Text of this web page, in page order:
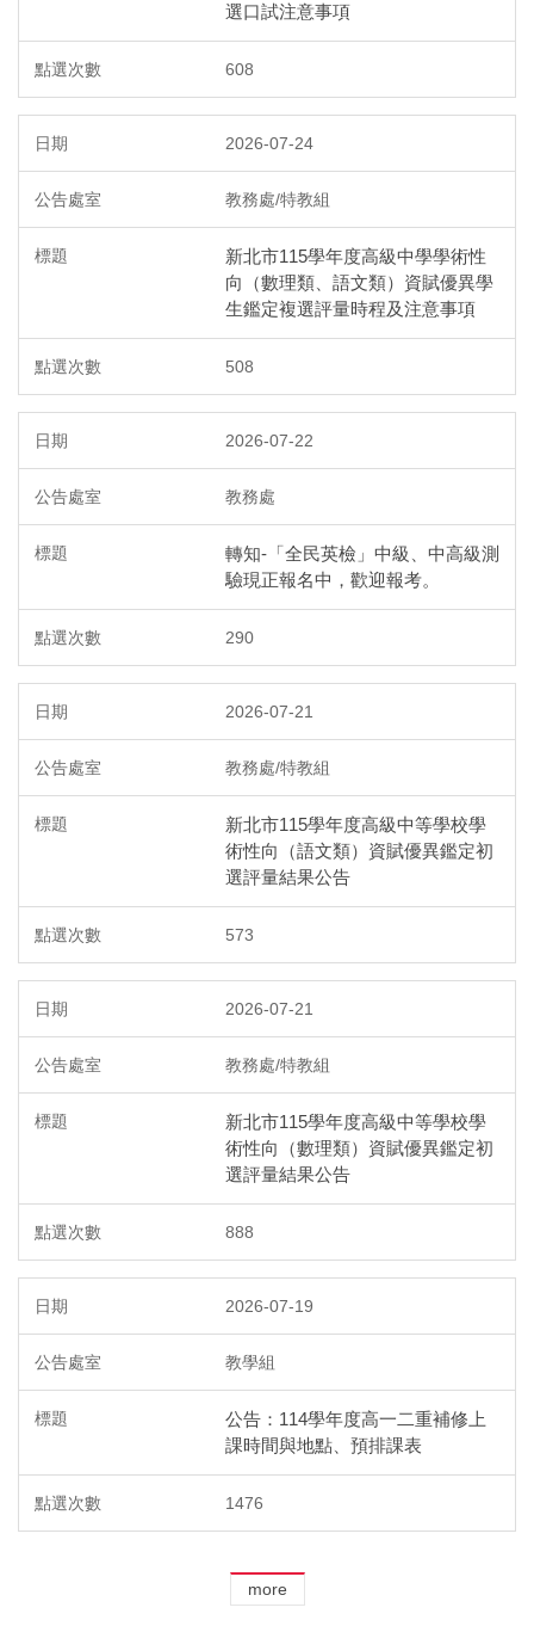
選口試注意事項
608
2026-07-24
教務處/特教組
新北市115學年度高級中學學術性
向（數理類、語文類）資賦優異學
生鑑定複選評量時程及注意事項
508
2026-07-22
教務處
轉知-「全民英檢」中級、中高級測
驗現正報名中，歡迎報考。
290
2026-07-21
教務處/特教組
新北市115學年度高級中等學校學
術性向（語文類）資賦優異鑑定初
選評量結果公告
573
2026-07-21
教務處/特教組
新北市115學年度高級中等學校學
術性向（數理類）資賦優異鑑定初
選評量結果公告
888
2026-07-19
教學組
公告：114學年度高一二重補修上
課時間與地點、預排課表
1476
more